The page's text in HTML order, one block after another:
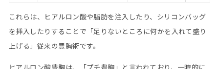
これらは、ヒアルロン酸や脂肪を注入したり、シリコンバッグ
を挿入したりすることで「足りないところに何かを入れて盛り
上げる」従来の豊胸術です。
ヒアルロン酸豊胸は、「プチ豊胸」と言われており、一時的に